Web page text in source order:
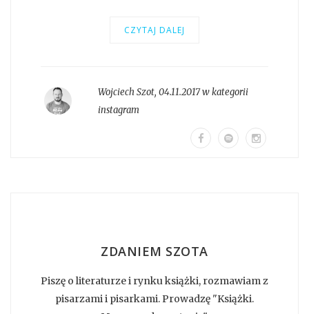
CZYTAJ DALEJ
Wojciech Szot, 04.11.2017 w kategorii
instagram
ZDANIEM SZOTA
Piszę o literaturze i rynku książki, rozmawiam z
pisarzami i pisarkami. Prowadzę "Książki.